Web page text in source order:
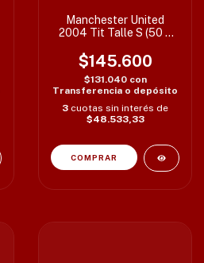
Manchester United
2004 Tit Talle S (50 x
$145.600
$131.040 con
Transferencia o depósito
3 cuotas sin interés de
$48.533,33